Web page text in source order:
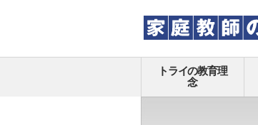
トライの教育理
念